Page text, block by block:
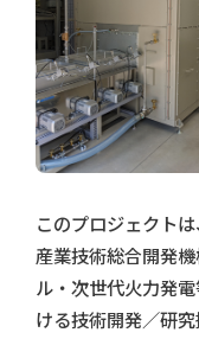
このプロジェクト
産業技術総合開発
ル・次世代火力発
ける技術開発／研